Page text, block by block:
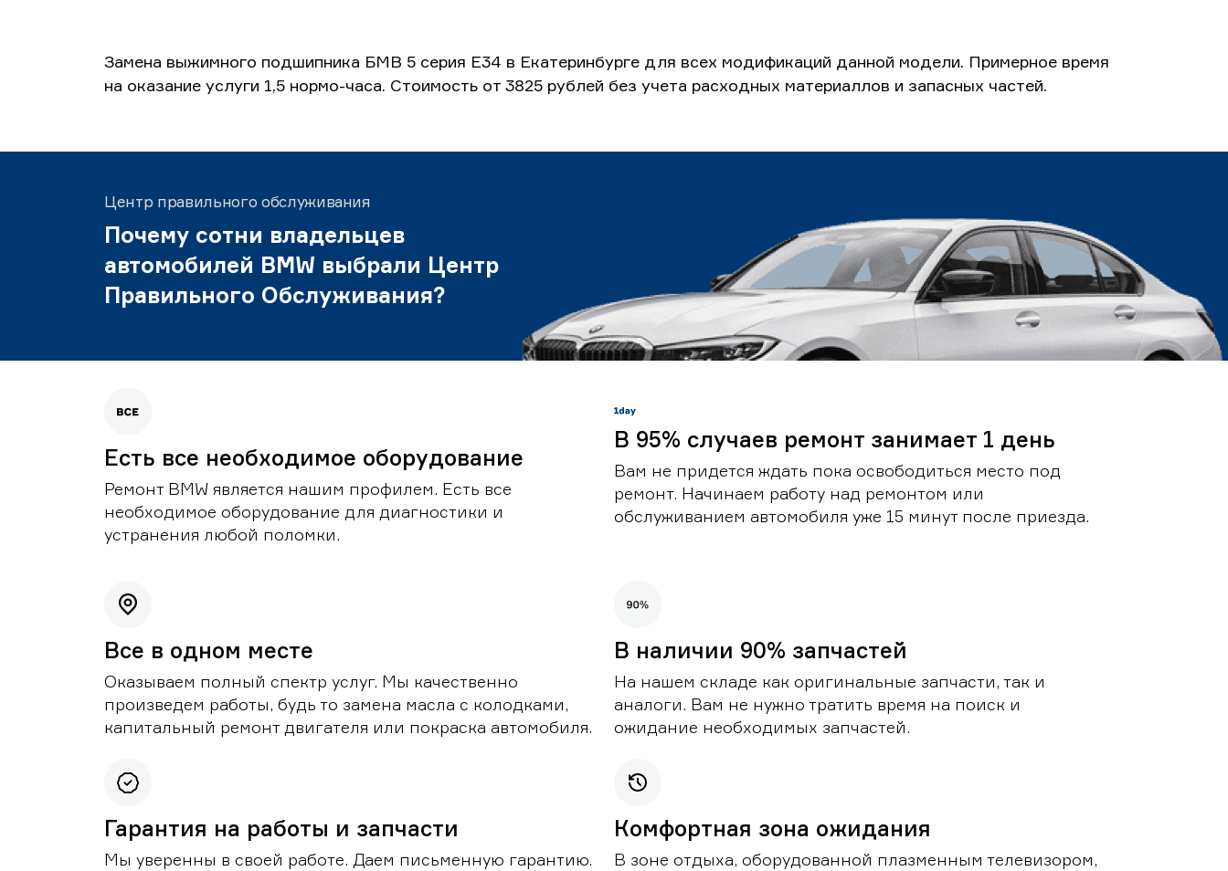
Замена выжимного подшипника БМВ 5 серия E34 в Екатеринбурге для всех модификаций данной модели. Примерное время
на оказание услуги 1,5 нормо-часа. Стоимость от 3825 рублей без учета расходных материаллов и запасных частей.
Центр правильного обслуживания
Почему сотни владельцев
автомобилей BMW выбрали Центр
Правильного Обслуживания?
Есть все необходимое оборудование
Ремонт BMW является нашим профилем. Есть все
необходимое оборудование для диагностики и
устранения любой поломки.
В 95% случаев ремонт занимает 1 день
Вам не придется ждать пока освободиться место под
ремонт. Начинаем работу над ремонтом или
обслуживанием автомобиля уже 15 минут после приезда.
Все в одном месте
Оказываем полный спектр услуг. Мы качественно
произведем работы, будь то замена масла с колодками,
капитальный ремонт двигателя или покраска автомобиля.
В наличии 90% запчастей
На нашем складе как оригинальные запчасти, так и
аналоги. Вам не нужно тратить время на поиск и
ожидание необходимых запчастей.
Гарантия на работы и запчасти
Мы уверенны в своей работе. Даем письменную гарантию.
Комфортная зона ожидания
В зоне отдыха, оборудованной плазменным телевизором,